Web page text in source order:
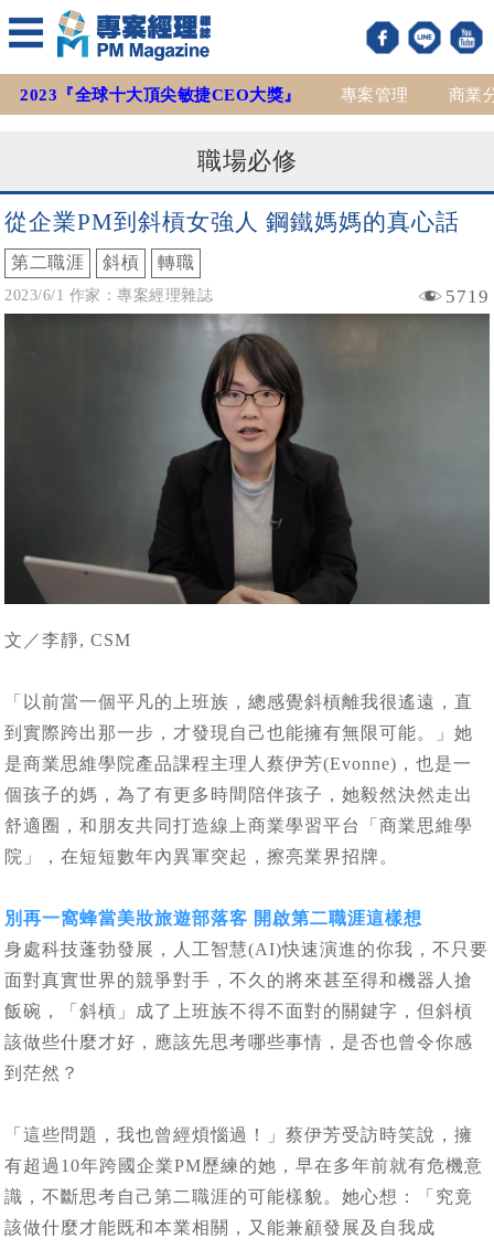
2023『全球十大頂尖敏捷CEO大獎』 專案管理 商業
職場必修
從企業PM到斜槓女強人 鋼鐵媽媽的真心話
第二職涯 斜槓 轉職
2023/6/1 作家：專案經理雜誌 5719
文／李靜, CSM
「以前當一個平凡的上班族，總感覺斜槓離我很遙遠，直
到實際跨出那一步，才發現自己也能擁有無限可能。」她
是商業思維學院產品課程主理人蔡伊芳(Evonne)，也是一
個孩子的媽，為了有更多時間陪伴孩子，她毅然決然走出
舒適圈，和朋友共同打造線上商業學習平台「商業思維學
院」，在短短數年內異軍突起，擦亮業界招牌。
別再一窩蜂當美妝旅遊部落客 開啟第二職涯這樣想
身處科技蓬勃發展，人工智慧(AI)快速演進的你我，不只要
面對真實世界的競爭對手，不久的將來甚至得和機器人搶
飯碗，「斜槓」成了上班族不得不面對的關鍵字，但斜槓
該做些什麼才好，應該先思考哪些事情，是否也曾令你感
到茫然？
「這些問題，我也曾經煩惱過！」蔡伊芳受訪時笑說，擁
有超過10年跨國企業PM歷練的她，早在多年前就有危機意
識，不斷思考自己第二職涯的可能樣貌。她心想：「究竟
該做什麼才能既和本業相關，又能兼顧發展及自我成